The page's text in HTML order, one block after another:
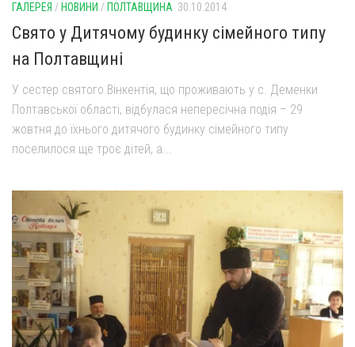
ГАЛЕРЕЯ / НОВИНИ / ПОЛТАВЩИНА 30.10.2014
Свято у Дитячому будинку сімейного типу
на Полтавщині
У сестер святого Вінкентія, що проживають у с. Деменки
Полтавської області, відбулася непересічна подія – 29
жовтня до їхнього дитячого будинку сімейного типу
поселилося ще троє дітей, а...